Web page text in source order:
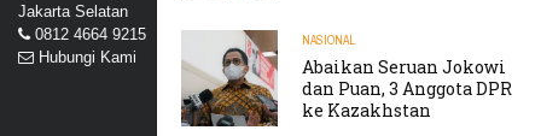
NASIONAL
Abaikan Seruan Jokowi
dan Puan, 3 Anggota DPR
ke Kazakhstan
Jakarta Selatan
0812 4664 9215
Hubungi Kami